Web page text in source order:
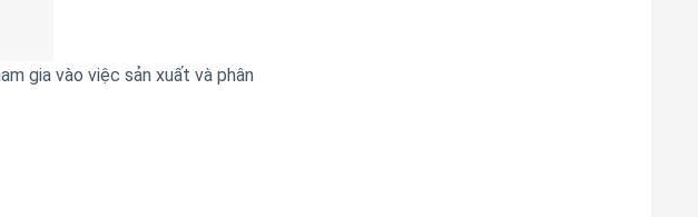
gia vào việc sản xuất và phân